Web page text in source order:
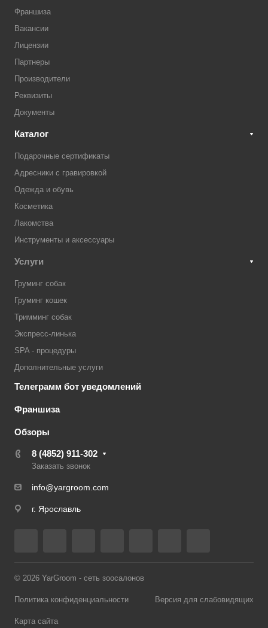
Франшиза
Вакансии
Лицензии
Партнеры
Производители
Реквизиты
Документы
Каталог
Подарочные сертификаты
Адресники с гравировкой
Одежда и обувь
Косметика
Лакомства
Инструменты и аксессуары
Услуги
Груминг собак
Груминг кошек
Тримминг собак
Экспресс-линька
SPA - процедуры
Дополнительные услуги
Телеграмм бот уведомлений
Франшиза
Обзоры
8 (4852) 911-302
Заказать звонок
info@yargroom.com
г. Ярославль
© 2026 YarGroom - сеть зоосалонов
Политика конфиденциальности Версия для слабовидящих
Карта сайта